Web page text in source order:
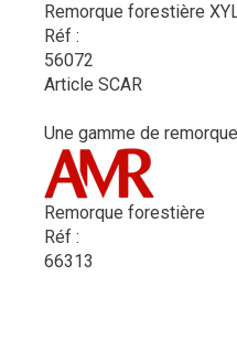
Remorque forestière
Réf :
56072
Article SCAR
Une gamme de
Remorque forestière
Réf :
66313